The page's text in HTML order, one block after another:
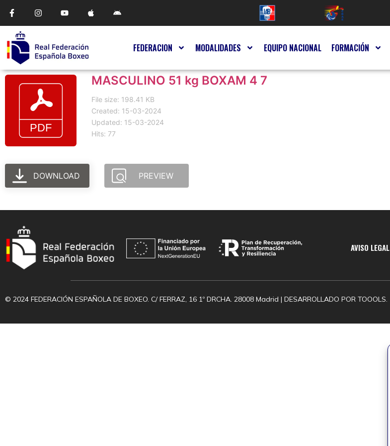
FEDERACION MODALIDADES EQUIPO NACIONAL FORMACIÓN
MASCULINO 51 kg BOXAM 4 7
File size: 198.41 KB
Created: 15-03-2024
Updated: 15-03-2024
Hits: 77
DOWNLOAD PREVIEW
AVISO LEGAL
© 2024 FEDERACIÓN ESPAÑOLA DE BOXEO. C/ FERRAZ, 16 1º DRCHA. 28008 Madrid | DESARROLLADO POR TOOOLS.